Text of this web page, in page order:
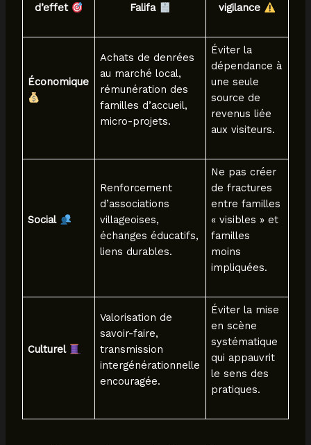
d’effet Falifa vigilance
Économique
Achats de denrées
au marché local,
rémunération des
familles d’accueil,
micro-projets.
Éviter la
dépendance à
une seule
source de
revenus liée
aux visiteurs.
Social
Renforcement
d’associations
villageoises,
échanges éducatifs,
liens durables.
Ne pas créer
de fractures
entre familles
« visibles » et
familles
moins
impliquées.
Culturel
Valorisation de
savoir-faire,
transmission
intergénérationnelle
encouragée.
Éviter la mise
en scène
systématique
qui appauvrit
le sens des
pratiques.